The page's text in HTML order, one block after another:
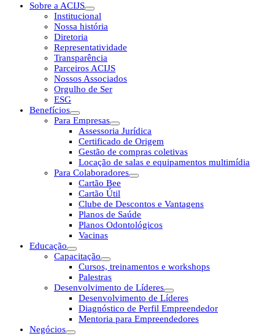
Sobre a ACIJS
Institucional
Nossa história
Diretoria
Representatividade
Transparência
Parceiros ACIJS
Nossos Associados
Orgulho de Ser
ESG
Benefícios
Para Empresas
Assessoria Jurídica
Certificado de Origem
Gestão de compras coletivas
Locação de salas e equipamentos multimídia
Para Colaboradores
Cartão Bee
Cartão Útil
Clube de Descontos e Vantagens
Planos de Saúde
Planos Odontológicos
Vacinas
Educação
Capacitação
Cursos, treinamentos e workshops
Palestras
Desenvolvimento de Líderes
Desenvolvimento de Líderes
Diagnóstico de Perfil Empreendedor
Mentoria para Empreendedores
Negócios